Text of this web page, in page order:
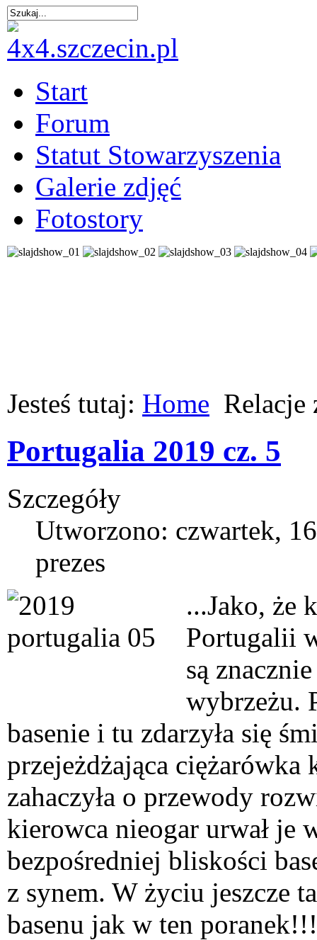
Start
Forum
Statut Stowarzyszenia
Galerie zdjęć
Fotostory
Jesteś tutaj: Home Relacje
Portugalia 2019 cz. 5
Szczegóły
Utworzono: czwartek,
prezes
...Jako, że
Portugalii
są
wybrzeżu.
basenie i tu zdarzyła się
przejeżdżająca ciężarówka
zahaczyła o przewody
kierowca nieogar urwał je
bezpośredniej bliskości
z synem. W życiu jeszcze
basenu jak w ten poranek!!!